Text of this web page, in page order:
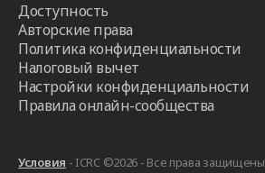
Доступность
Авторские права
Политика конфиденциальности
Налоговый вычет
Настройки конфиденциальности
Правила онлайн-сообщества
Условия - ICRC ©2026 - Все права защищены